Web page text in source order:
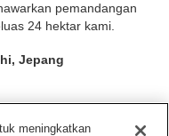
pemandangan
24 hektar kami.
Jepang
meningkatkan